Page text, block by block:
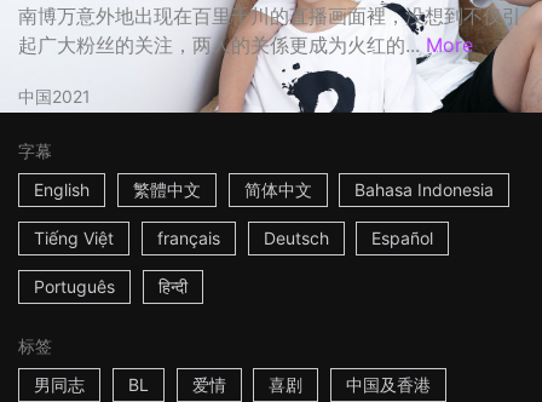
南博万意外地出现在百里千川的直播画面裡，没想到不仅引
起广大粉丝的关注，两人的关係更成为火红的... More
中国2021
字幕
English
繁體中文 简体中文 Bahasa Indonesia
Tiếng Việt français Deutsch Español
Português हिन्दी
标签
男同志
BL 爱情 喜剧 中国及香港